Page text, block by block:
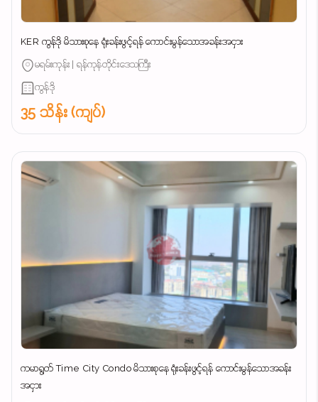
KER ကွန်ဒို မိသားစုနေ ရုံးခန်းဖွင့်ရန် ကောင်းမွန်သောအခန်းအငှား
မရမ်းကုန်း | ရန်ကုန်တိုင်းဒေသကြီး
ကွန်ဒို
35 သိန်း (ကျပ်)
ကမာရွတ် Time City Condo မိသားစုနေ ရုံးခန်းဖွင့်ရန် ကောင်းမွန်သောအခန်း
အငှား